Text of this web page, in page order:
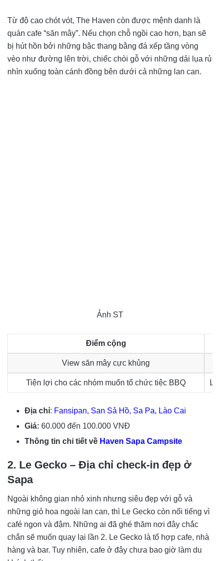
Từ độ cao chót vót, The Haven còn được mệnh danh là
quán cafe “săn mây”. Nếu chọn chỗ ngồi cao hơn, bạn sẽ
bị hút hồn bởi những bậc thang bằng đá xếp tầng vòng
vèo như đường lên trời, chiếc chòi gỗ với những dải lụa rủ
nhìn xuống toàn cánh đồng bên dưới cả những lan can.
Ảnh ST
Điểm cộng
View săn mây cực khủng
Tiện lợi cho các nhóm muốn tổ chức tiệc BBQ
Địa chỉ: Fansipan, San Sả Hồ, Sa Pa, Lào Cai
Giá: 60.000 đến 100.000 VNĐ
Thông tin chi tiết về Haven Sapa Campsite
2. Le Gecko – Địa chỉ check-in đẹp ở
Sapa
Ngoài không gian nhỏ xinh nhưng siêu đẹp với gỗ và
những giỏ hoa ngoài lan can, thì Le Gecko còn nổi tiếng vì
café ngon và đậm. Những ai đã ghé thăm nơi đây chắc
chắn sẽ muốn quay lại lần 2. Le Gecko là tổ hợp cafe, nhà
hàng và bar. Tuy nhiên, cafe ở đây chưa bao giờ làm du